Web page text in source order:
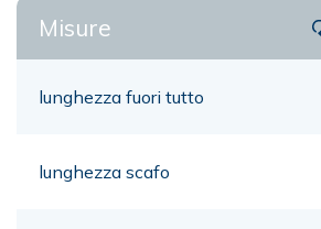
Misure
lunghezza fuori tutto
lunghezza scafo